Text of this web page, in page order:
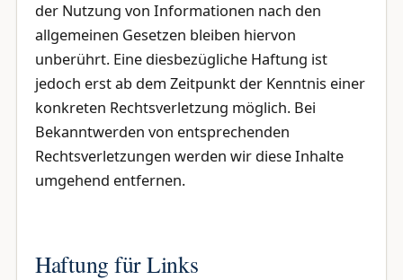
der Nutzung von Informationen nach den
allgemeinen Gesetzen bleiben hiervon
unberührt. Eine diesbezügliche Haftung ist
jedoch erst ab dem Zeitpunkt der Kenntnis einer
konkreten Rechtsverletzung möglich. Bei
Bekanntwerden von entsprechenden
Rechtsverletzungen werden wir diese Inhalte
umgehend entfernen.
Haftung für Links